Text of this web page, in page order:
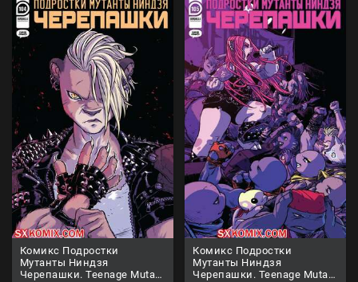
Комикс Подростки
Мутанты Ниндзя
Черепашки. Teenage Mutant
Комикс Подростки
Мутанты Ниндзя
Черепашки. Teenage Mutant